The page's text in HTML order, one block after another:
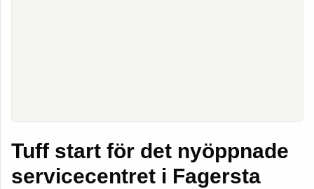
Tuff start för det nyöppnade
servicecentret i Fagersta